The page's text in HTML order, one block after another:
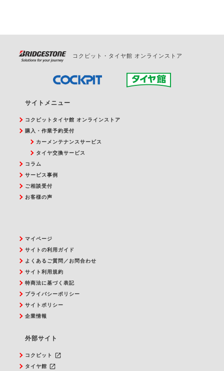
コクピット・タイヤ館 オンラインストア
サイトメニュー
コクピットタイヤ館 オンラインストア
購入・作業予約受付
カーメンテナンスサービス
タイヤ交換サービス
コラム
サービス事例
ご相談受付
お客様の声
マイページ
サイトの利用ガイド
よくあるご質問／お問合わせ
サイト利用規約
特商法に基づく表記
プライバシーポリシー
サイトポリシー
企業情報
外部サイト
コクピット launch
タイヤ館 launch